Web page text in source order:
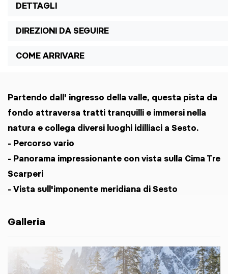
DETTAGLI
DIREZIONI DA SEGUIRE
COME ARRIVARE
Partendo dall' ingresso della valle, questa pista da
fondo attraversa tratti tranquilli e immersi nella
natura e collega diversi luoghi idilliaci a Sesto.
- Percorso vario
- Panorama impressionante con vista sulla Cima Tre
Scarperi
- Vista sull'imponente meridiana di Sesto
Galleria